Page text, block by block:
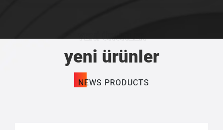
yeni ürünler
YENI ÜRÜNLER
NEWS PRODUCTS